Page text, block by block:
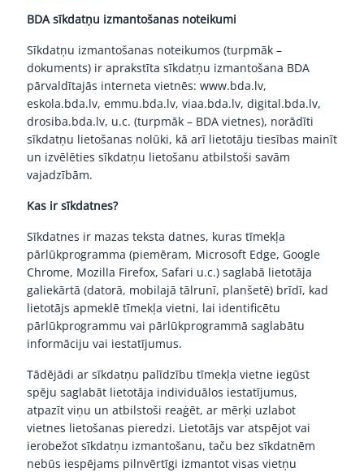
BDA sīkdatņu izmantošanas noteikumi
Sīkdatņu izmantošanas noteikumos (turpmāk –
dokuments) ir aprakstīta sīkdatņu izmantošana BDA
pārvaldītajās interneta vietnēs: www.bda.lv,
eskola.bda.lv, emmu.bda.lv, viaa.bda.lv, digital.bda.lv,
drosiba.bda.lv, u.c. (turpmāk – BDA vietnes), norādīti
sīkdatņu lietošanas nolūki, kā arī lietotāju tiesības mainīt
un izvēlēties sīkdatņu lietošanu atbilstoši savām
vajadzībām.
Kas ir sīkdatnes?
Sīkdatnes ir mazas teksta datnes, kuras tīmekļa
pārlūkprogramma (piemēram, Microsoft Edge, Google
Chrome, Mozilla Firefox, Safari u.c.) saglabā lietotāja
galiekārtā (datorā, mobilajā tālrunī, planšetē) brīdī, kad
lietotājs apmeklē tīmekļa vietni, lai identificētu
pārlūkprogrammu vai pārlūkprogrammā saglabātu
informāciju vai iestatījumus.
Tādējādi ar sīkdatņu palīdzību tīmekļa vietne iegūst
spēju saglabāt lietotāja individuālos iestatījumus,
atpazīt viņu un atbilstoši reaģēt, ar mērķi uzlabot
vietnes lietošanas pieredzi. Lietotājs var atspējot vai
ierobežot sīkdatņu izmantošanu, taču bez sīkdatnēm
nebūs iespējams pilnvērtīgi izmantot visas vietņu